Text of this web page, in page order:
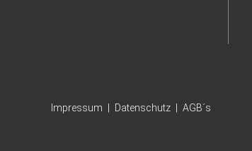
Impressum Datenschutz AGB´s